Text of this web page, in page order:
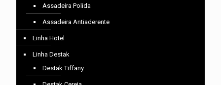
Assadeira Polida
Assadeira Antiaderente
Linha Hotel
Linha Destak
Destak Tiffany